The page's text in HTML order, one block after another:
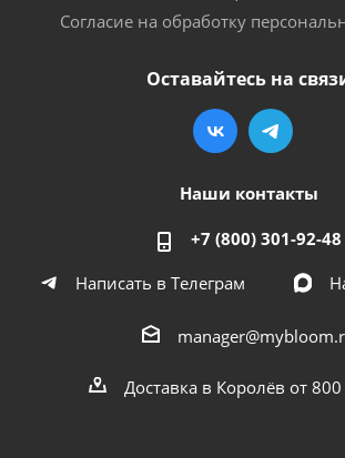
Согласие на обработку
Оставайтесь на
Наши контакты
+7 (800) 301-92-48
Написать в Телеграм
Доставка в Королёв от